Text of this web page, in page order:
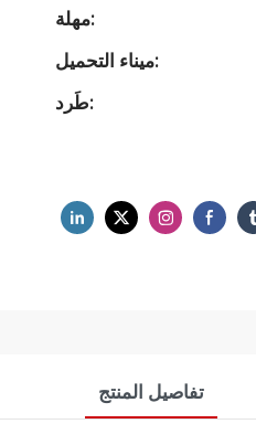
مهلة:
ميناء التحميل:
طَرد:
تفاصيل المنتج